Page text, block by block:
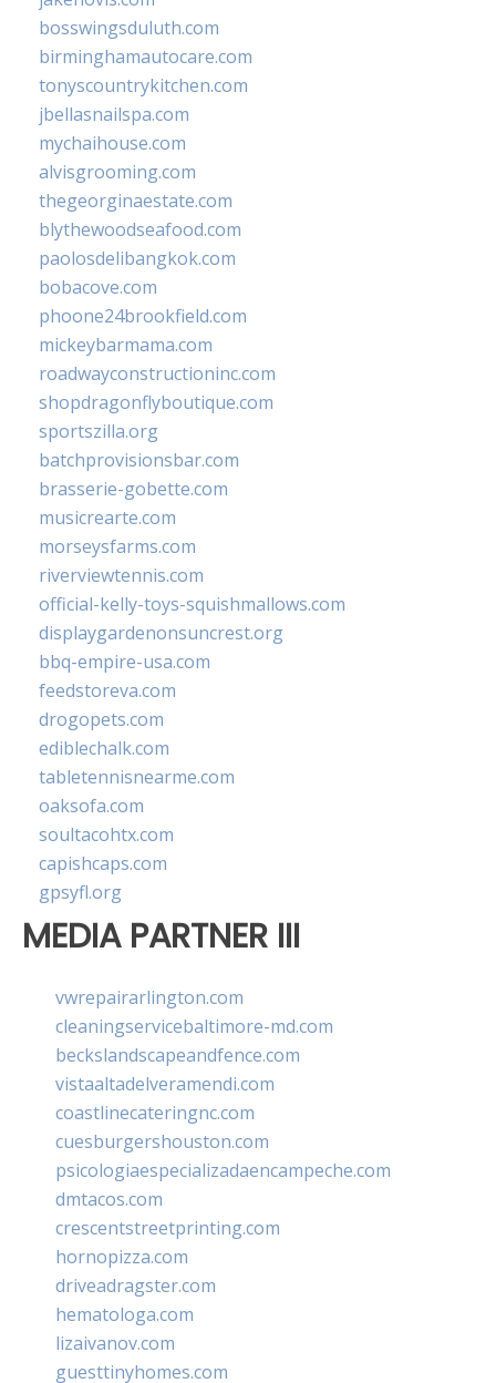
bosswingsduluth.com
birminghamautocare.com
tonyscountrykitchen.com
jbellasnailspa.com
mychaihouse.com
alvisgrooming.com
thegeorginaestate.com
blythewoodseafood.com
paolosdelibangkok.com
bobacove.com
phoone24brookfield.com
mickeybarmama.com
roadwayconstructioninc.com
shopdragonflyboutique.com
sportszilla.org
batchprovisionsbar.com
brasserie-gobette.com
musicrearte.com
morseysfarms.com
riverviewtennis.com
official-kelly-toys-squishmallows.com
displaygardenonsuncrest.org
bbq-empire-usa.com
feedstoreva.com
drogopets.com
ediblechalk.com
tabletennisnearme.com
oaksofa.com
soultacohtx.com
capishcaps.com
gpsyfl.org
MEDIA PARTNER III
vwrepairarlington.com
cleaningservicebaltimore-md.com
beckslandscapeandfence.com
vistaaltadelveramendi.com
coastlinecateringnc.com
cuesburgershouston.com
psicologiaespecializadaencampeche.com
dmtacos.com
crescentstreetprinting.com
hornopizza.com
driveadragster.com
hematologa.com
lizaivanov.com
guesttinyhomes.com